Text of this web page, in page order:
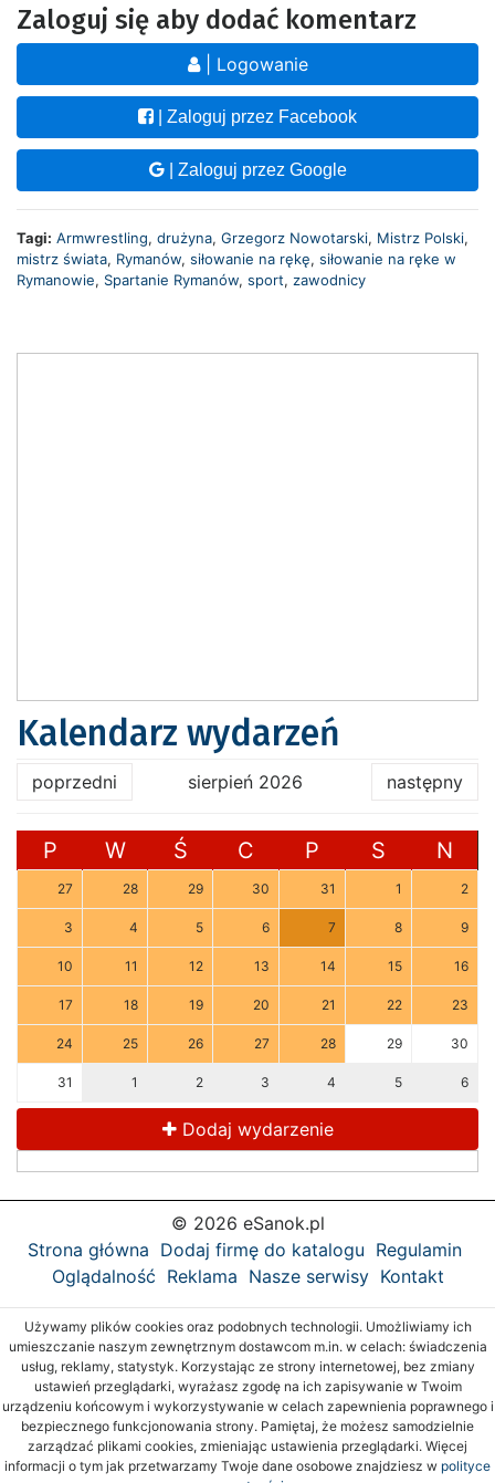
Zaloguj się aby dodać komentarz
| Logowanie
| Zaloguj przez Facebook
| Zaloguj przez Google
Tagi: Armwrestling, drużyna, Grzegorz Nowotarski, Mistrz Polski,
mistrz świata, Rymanów, siłowanie na rękę, siłowanie na ręke w
Rymanowie, Spartanie Rymanów, sport, zawodnicy
Kalendarz wydarzeń
poprzedni sierpień 2026 następny
P W Ś C P S N
27 28 29 30 31 1 2
3 4 5 6 7 8 9
10 11 12 13 14 15 16
17 18 19 20 21 22 23
24 25 26 27 28 29 30
31 1 2 3 4 5 6
Dodaj wydarzenie
© 2026 eSanok.pl
Strona główna Dodaj firmę do katalogu Regulamin
Oglądalność Reklama Nasze serwisy Kontakt
Używamy plików cookies oraz podobnych technologii. Umożliwiamy ich
umieszczanie naszym zewnętrznym dostawcom m.in. w celach: świadczenia
usług, reklamy, statystyk. Korzystając ze strony internetowej, bez zmiany
ustawień przeglądarki, wyrażasz zgodę na ich zapisywanie w Twoim
urządzeniu końcowym i wykorzystywanie w celach zapewnienia poprawnego i
bezpiecznego funkcjonowania strony. Pamiętaj, że możesz samodzielnie
zarządzać plikami cookies, zmieniając ustawienia przeglądarki. Więcej
informacji o tym jak przetwarzamy Twoje dane osobowe znajdziesz w polityce